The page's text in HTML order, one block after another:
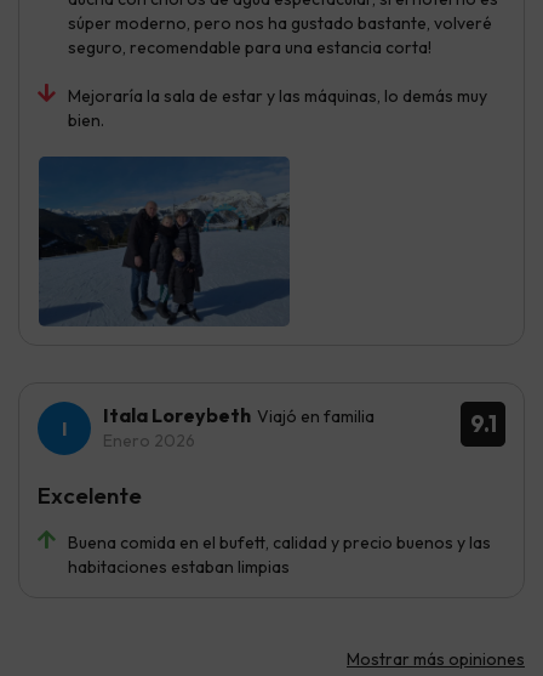
súper moderno, pero nos ha gustado bastante, volveré
seguro, recomendable para una estancia corta!
Mejoraría la sala de estar y las máquinas, lo demás muy
bien.
9.1
Itala Loreybeth Viajó en familia
Enero 2026
Buena comida en el bufett, calidad y precio buenos y las
habitaciones estaban limpias
Excelente
Mostrar más opiniones